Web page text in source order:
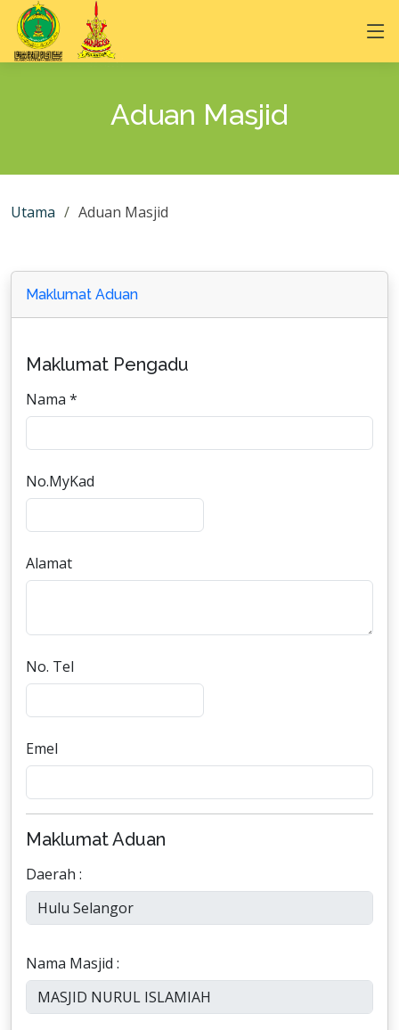
Aduan Masjid
Utama Aduan Masjid
Maklumat Aduan
Maklumat Pengadu
Nama *
No.MyKad
Alamat
No. Tel
Emel
Maklumat Aduan
Daerah :
Nama Masjid :